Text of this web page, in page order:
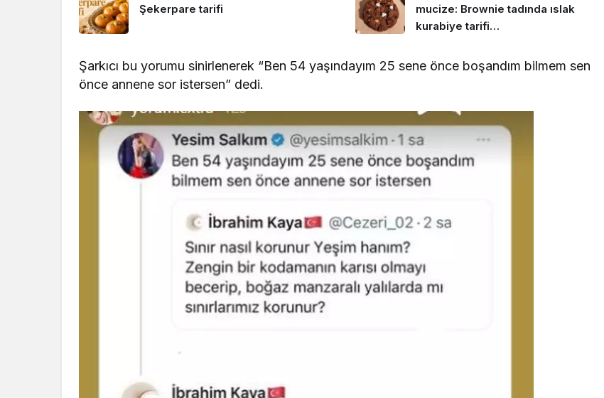
Şekerpare tarifi
mucize: Brownie tadında ıslak
kurabiye tarifi…
Şarkıcı bu yorumu sinirlenerek “Ben 54 yaşındayım 25 sene önce boşandım bilmem sen
önce annene sor istersen” dedi.